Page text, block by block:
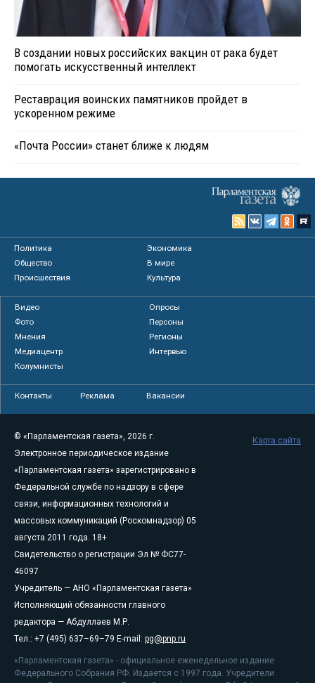
В создании новых российских вакцин от рака будет
помогать искусственный интеллект
Реставрация воинских памятников пройдет в
ускоренном режиме
«Почта России» станет ближе к людям
Политика
Экономика
Общество
В мире
Происшествия
Культура
Видео
Опросы
Фото
Персоны
Мнения
Регионы
Медиацентр
Интервью
Колумнисты
Контакты Реклама Вакансии
© «Парламентская газета», 2026 г.
Электронное периодическое издание
«Парламентская газета» зарегистрировано в
Федеральной службе по надзору в сфере
связи, информационных технологий и
массовых коммуникаций (Роскомнадзор) 05
августа 2011 года. 18+
Свидетельство о регистрации Эл № ФС77-
46097
Учредитель — АНО «Парламентская газета»
Исполняющий обязанности главного
редактора — Абдуллаев М.Р.
Тел.: +7 (495) 637–69–79 E-mail: pg@pnp.ru
«Парламентская газета» - официальное еженедельное издание
Федерального Собрания РФ. Издается с 1997 года. Учредители
Карта сайта